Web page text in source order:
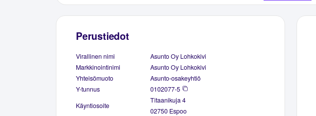
Perustiedot
Virallinen nimi
Asunto Oy Lohkokivi
Markkinointinimi
Asunto Oy Lohkokivi
Yhteisömuoto
Asunto-osakeyhtiö
Y-tunnus
0102077-5
Käyntiosoite
Titaanikuja 4
02750 Espoo